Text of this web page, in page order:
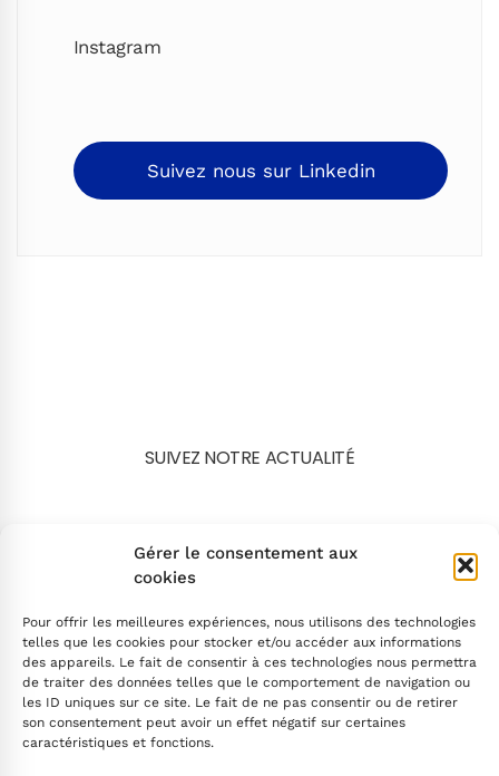
Gérer le consentement aux
cookies
Pour offrir les meilleures expériences, nous utilisons des technologies
telles que les cookies pour stocker et/ou accéder aux informations
des appareils. Le fait de consentir à ces technologies nous permettra
de traiter des données telles que le comportement de navigation ou
les ID uniques sur ce site. Le fait de ne pas consentir ou de retirer
son consentement peut avoir un effet négatif sur certaines
caractéristiques et fonctions.
Instagram
Suivez nous sur Linkedin
SUIVEZ NOTRE ACTUALITÉ
INSCRIVEZ-VOUS